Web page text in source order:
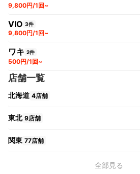
9,800円/1回~
VIO 3件
9,800円/1回~
ワキ 2件
500円/1回~
店舗一覧
北海道 4店舗
東北 9店舗
関東 77店舗
全部見る